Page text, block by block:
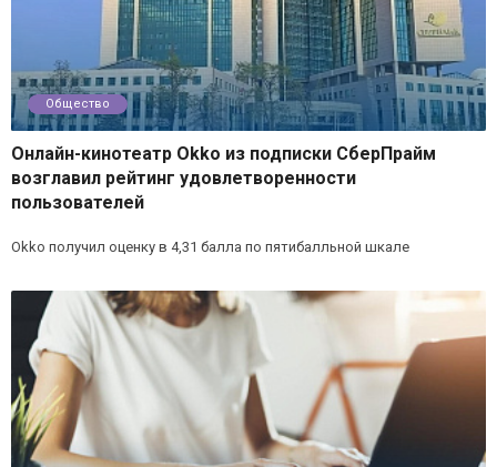
Общество
Онлайн-кинотеатр Okko из подписки СберПрайм
возглавил рейтинг удовлетворенности
пользователей
Okko получил оценку в 4,31 балла по пятибалльной шкале